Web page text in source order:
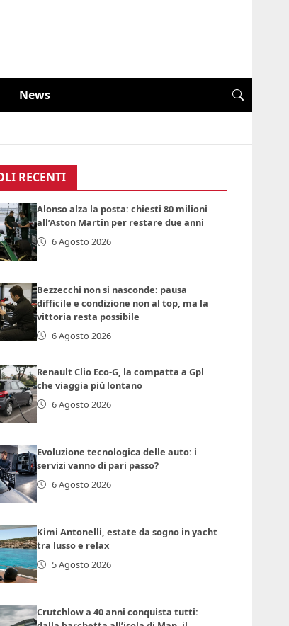
News
RECENTI
Alonso alza la posta: chiesti 80 milioni
all’Aston Martin per restare due anni
6 Agosto 2026
Bezzecchi non si nasconde: pausa
difficile e condizione non al top, ma la
vittoria resta possibile
6 Agosto 2026
Renault Clio Eco-G, la compatta a Gpl
che viaggia più lontano
6 Agosto 2026
Evoluzione tecnologica delle auto: i
servizi vanno di pari passo?
6 Agosto 2026
Kimi Antonelli, estate da sogno in yacht
tra lusso e relax
5 Agosto 2026
Crutchlow a 40 anni conquista tutti: